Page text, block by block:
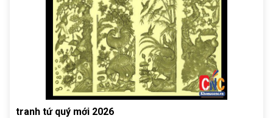
tranh tứ quý mới 2026